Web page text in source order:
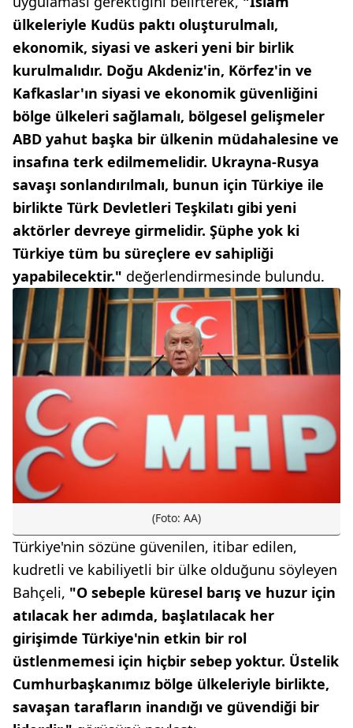
ülkeleriyle Kudüs paktı oluşturulmalı,
ekonomik, siyasi ve askeri yeni bir birlik
kurulmalıdır. Doğu Akdeniz'in, Körfez'in ve
Kafkaslar'ın siyasi ve ekonomik güvenliğini
bölge ülkeleri sağlamalı, bölgesel gelişmeler
ABD yahut başka bir ülkenin müdahalesine ve
insafına terk edilmemelidir. Ukrayna-Rusya
savaşı sonlandırılmalı, bunun için Türkiye ile
birlikte Türk Devletleri Teşkilatı gibi yeni
aktörler devreye girmelidir. Şüphe yok ki
Türkiye tüm bu süreçlere ev sahipliği
yapabilecektir." değerlendirmesinde bulundu.
(Foto: AA)
Türkiye'nin sözüne güvenilen, itibar edilen,
kudretli ve kabiliyetli bir ülke olduğunu söyleyen
Bahçeli, "O sebeple küresel barış ve huzur için
atılacak her adımda, başlatılacak her
girişimde Türkiye'nin etkin bir rol
üstlenmemesi için hiçbir sebep yoktur. Üstelik
Cumhurbaşkanımız bölge ülkeleriyle birlikte,
savaşan tarafların inandığı ve güvendiği bir